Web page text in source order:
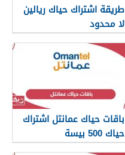
طريقة اشتراك حياك ريالين
لا محدود
باقات حياك عمانتل اشتراك
حياك 500 بيسة